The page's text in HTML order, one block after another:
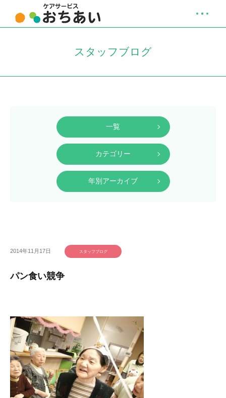
スタッフブログ
一覧
カテゴリー
年別アーカイブ
2014年11月17日 スタッフブログ
パン食い競争